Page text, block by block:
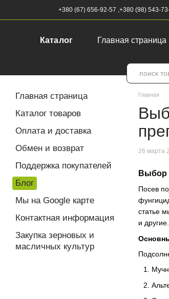
Перейти к основному контенту
+380 (67) 656-92-57 ,+380 (98) 543-
Каталог Главная страница
Главная
26 марта
Выбор
Посев
статье
и другие.
Главная страница
Каталог товаров
Оплата и доставка
Обмен и возврат
Поддержка покупателей
Блог
Мы на Google карте
Контактная информация
Закупка зерновых и
масличных культур